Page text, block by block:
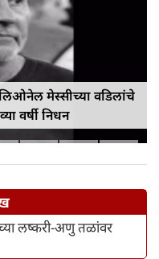
मेस्सीच्या वडिलांचे
वर्षी निधन
लष्करी-अणु तळांवर